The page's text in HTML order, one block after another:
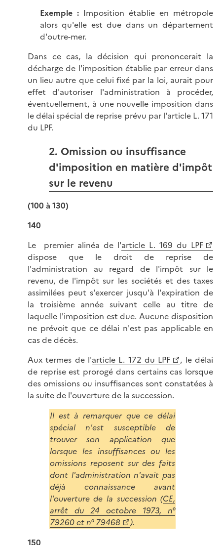
Exemple :Imposition établie en métropole
alors qu'elle est due dans un département
d'outre-mer.
Dans ce cas, la décision qui prononcerait la
décharge de l'imposition établie par erreur dans
un lieu autre que celui fixé par la loi, aurait pour
effet d'autoriser l'administration à procéder,
éventuellement, à une nouvelle imposition dans
le délai spécial de reprise prévu par l'article L. 171
du LPF.
2. Omission ou insuffisance
d'imposition en matière d'impôt
sur le revenu
(100 à 130)
140
Le premier alinéa de l'article L. 169 du LPF
dispose que le droit de reprise de
l'administration au regard de l'impôt sur le
revenu, de l'impôt sur les sociétés et des taxes
assimilées peut s'exercer jusqu'à l'expiration de
la troisième année suivant celle au titre de
laquelle l'imposition est due. Aucune disposition
ne prévoit que ce délai n'est pas applicable en
cas de décès.
Aux termes de l'article L. 172 du LPF
, le délai
de reprise est prorogé dans certains cas lorsque
des omissions ou insuffisances sont constatées à
la suite de l'ouverture de la succession.
Il est à remarquer que ce délai
spécial n'est susceptible de
trouver son application que
lorsque les insuffisances ou les
omissions reposent sur des faits
dont l'administration n'avait pas
déjà connaissance avant
l'ouverture de la succession (CE,
arrêt du 24 octobre 1973, n°
79260 et n° 79468
).
150